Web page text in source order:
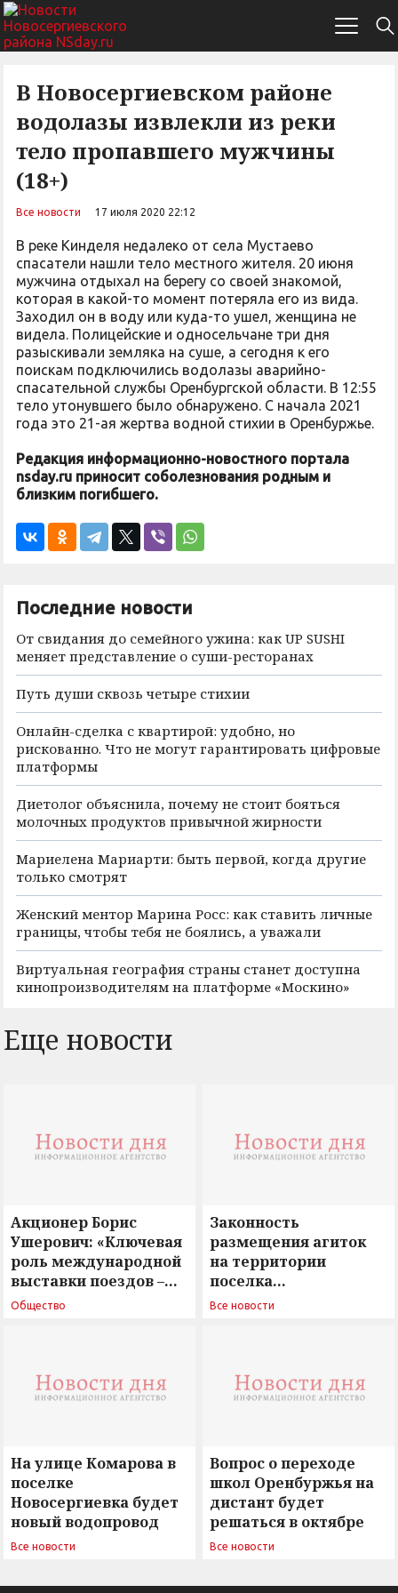
В Новосергиевском районе
водолазы извлекли из реки
тело пропавшего мужчины
(18+)
Все новости 17 июля 2020 22:12
В реке Кинделя недалеко от села Мустаево
спасатели нашли тело местного жителя. 20 июня
мужчина отдыхал на берегу со своей знакомой,
которая в какой-то момент потеряла его из вида.
Заходил он в воду или куда-то ушел, женщина не
видела. Полицейские и односельчане три дня
разыскивали земляка на суше, а сегодня к его
поискам подключились водолазы аварийно-
спасательной службы Оренбургской области. В 12:55
тело утонувшего было обнаружено. С начала 2021
года это 21-ая жертва водной стихии в Оренбуржье.
Редакция информационно-новостного портала
nsday.ru приносит соболезнования родным и
близким погибшего.
Последние новости
От свидания до семейного ужина: как UP SUSHI
меняет представление о суши-ресторанах
Путь души сквозь четыре стихии
Онлайн-сделка с квартирой: удобно, но
рискованно. Что не могут гарантировать цифровые
платформы
Диетолог объяснила, почему не стоит бояться
молочных продуктов привычной жирности
Мариелена Мариарти: быть первой, когда другие
только смотрят
Женский ментор Марина Росс: как ставить личные
границы, чтобы тебя не боялись, а уважали
Виртуальная география страны станет доступна
кинопроизводителям на платформе «Москино»
Еще новости
Акционер Борис
Ушерович: «Ключевая
роль международной
выставки поездов –
поиск ответов на
Общество
Законность
размещения агиток
на территории
поселка
Новосергиевка
Все новости
На улице Комарова в
поселке
Новосергиевка будет
новый водопровод
Все новости
Вопрос о переходе
школ Оренбуржья на
дистант будет
решаться в октябре
Все новости